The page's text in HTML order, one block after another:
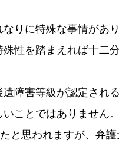
りに特殊な事情があ
性を踏まえれば十二
障害等級が認定され
ことではありません
と思われますが、弁